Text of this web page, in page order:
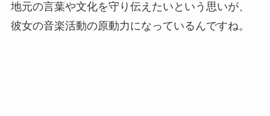
地元の言葉や文化を守り伝えたいという思いが、
彼女の音楽活動の原動力になっているんですね。